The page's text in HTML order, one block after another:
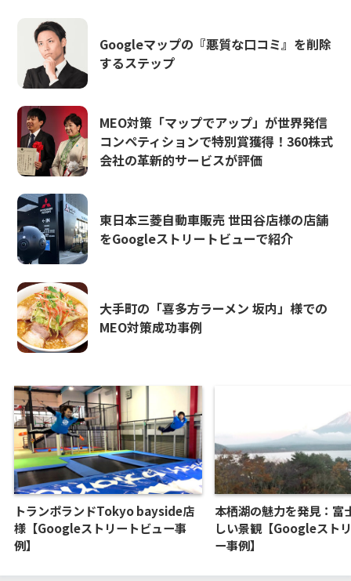
Googleマップの『悪質な口コミ』を削除
するステップ
MEO対策「マップでアップ」が世界発信
コンペティションで特別賞獲得！360株式
会社の革新的サービスが評価
東日本三菱自動車販売 世田谷店様の店舗
をGoogleストリートビューで紹介
大手町の「喜多方ラーメン 坂内」様での
MEO対策成功事例
トランポランドTokyo bayside店
様【Googleストリートビュー事
例】
本栖湖の魅力を発見：富
しい景観【Googleスト
ー事例】